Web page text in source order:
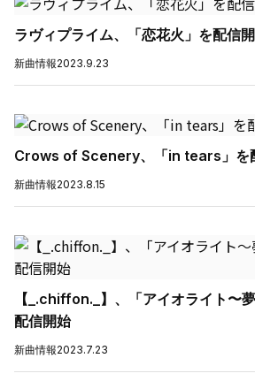
ラヴィプライム、「恋花火」を配信
新曲情報2023.9.23
Crows of Scenery、「in tears」を
新曲情報2023.8.15
【_.chiffon._】、「アイオライト〜
配信開始
新曲情報2023.7.23